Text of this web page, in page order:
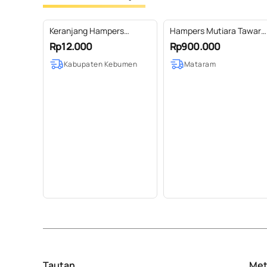
Keranjang Hampers
Anyaman Bambu
Rp12.000
Kabupaten Kebumen
Hampers Mutiara Tawar
Super
Rp900.000
Mataram